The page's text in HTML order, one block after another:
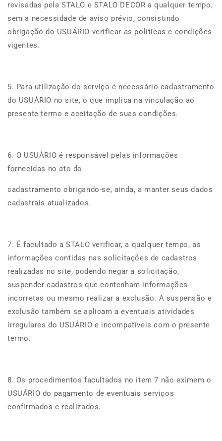
revisadas pela STALO e STALO DECOR a qualquer tempo,
sem a necessidade de aviso prévio, consistindo
obrigação do USUÁRIO verificar as políticas e condições
vigentes.
5. Para utilização do serviço é necessário cadastramento
do USUÁRIO no site, o que implica na vinculação ao
presente termo e aceitação de suas condições.
6. O USUÁRIO é responsável pelas informações
fornecidas no ato do
cadastramento obrigando-se, ainda, a manter seus dados
cadastrais atualizados.
7. É facultado a STALO verificar, a qualquer tempo, as
informações contidas nas solicitações de cadastros
realizadas no site, podendo negar a solicitação,
suspender cadastros que contenham informações
incorretas ou mesmo realizar a exclusão. A suspensão e
exclusão também se aplicam a eventuais atividades
irregulares do USUÁRIO e incompatíveis com o presente
termo.
8. Os procedimentos facultados no item 7 não eximem o
USUÁRIO do pagamento de eventuais serviços
confirmados e realizados.